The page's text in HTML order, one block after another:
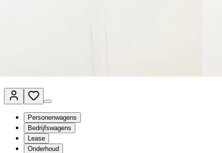
Personenwagens
Bedrijfswagens
Lease
Onderhoud